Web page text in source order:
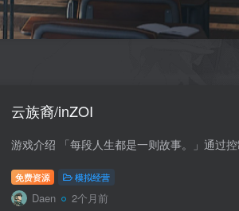
云族裔/inZOI
免费资源 模拟经营
Daen 2个月前